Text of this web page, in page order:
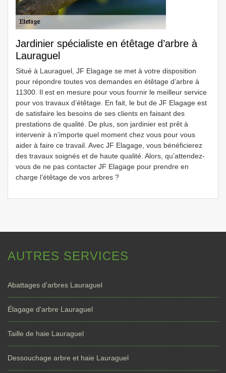
Jardinier spécialiste en étêtage d’arbre à
Lauraguel
Situé à Lauraguel, JF Elagage se met à votre disposition
pour répondre toutes vos demandes en étêtage d’arbre à
11300. Il est en mesure pour vous fournir le meilleur service
pour vos travaux d’étêtage. En fait, le but de JF Elagage est
de satisfaire les besoins de ses clients en faisant des
prestations de qualité. De plus, son jardinier est prêt à
intervenir à n’importe quel moment chez vous pour vous
aider à faire ce travail. Avec JF Elagage, vous bénéficierez
des travaux soignés et de haute qualité. Alors, qu’attendez-
vous de ne pas contacter JF Elagage pour prendre en
charge l’étêtage de vos arbres ?
AUTRES SERVICES
Abattages d'arbres Lauraguel
Élagage d'arbre Lauraguel
Taille de haie Lauraguel
Dessouchage arbre et haie Lauraguel